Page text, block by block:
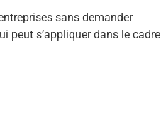
sans demander
peut s’appliquer dans le cadre